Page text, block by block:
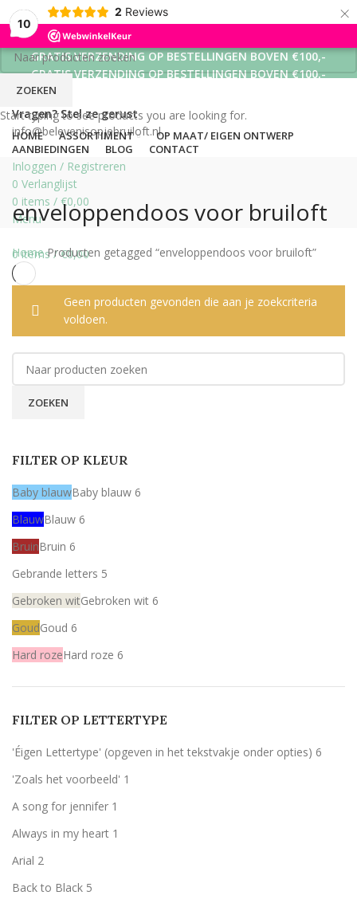
10
2 Reviews ×
GRATIS VERZENDING OP BESTELLINGEN BOVEN €100,-
GRATIS VERZENDING OP BESTELLINGEN BOVEN €100,-
GRATIS VERZENDING OP BESTELLINGEN BOVEN €100,-
Vragen? Stel ze gerust
info@belevenisopjebruiloft.nl
Inloggen / Registreren
0 Verlanglijst
0 items / €0,00
Menu
0items / €0,00
HOME ASSORTIMENT
OP MAAT/ EIGEN ONTWERP
AANBIEDINGEN
BLOG CONTACT
enveloppendoos voor bruiloft
FILTER OP KLEUR
Baby blauwBaby blauw 6
BlauwBlauw 6
BruinBruin 6
Gebrande letters 5
Gebroken witGebroken wit 6
GoudGoud 6
Hard rozeHard roze 6
WitWit
FILTER OP LETTERTYPE
'Éigen Lettertype' (opgeven in het tekstvakje onder opties) 6
'Zoals het voorbeeld' 1
A song for jennifer 1
Always in my heart 1
Arial 2
Back to Black 5
HomeProducten getagged “enveloppendoos voor bruiloft”
Geen producten gevonden die aan je zoekcriteria
voldoen.
ZOEKEN
ZOEKEN
Start typing to see products you are looking for.